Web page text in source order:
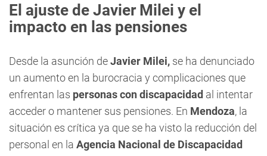
El ajuste de Javier Milei y el
impacto en las pensiones
Desde la asunción deJavier Milei, se ha denunciado
un aumento en la burocracia y complicaciones que
enfrentan las personas con discapacidad al intentar
acceder o mantener sus pensiones. En Mendoza, la
situación es crítica ya que se ha visto la reducción del
personal en la Agencia Nacional de Discapacidad